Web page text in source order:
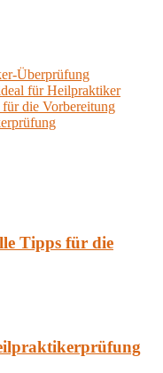
Überprüfung
für Heilpraktiker
die Vorbereitung
Tipps für die